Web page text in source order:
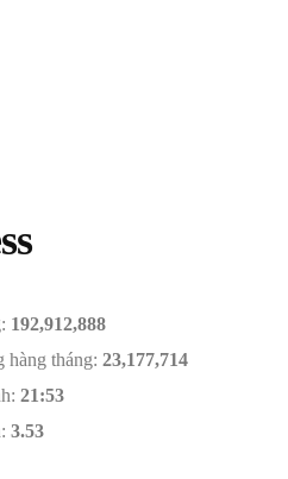
192,912,888
hàng tháng: 23,177,714
21:53
3.53